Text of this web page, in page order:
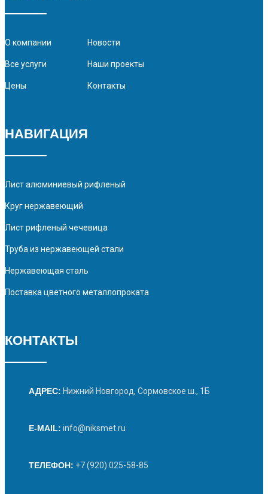
О компании
Все услуги
Цены
Новости
Наши проекты
Контакты
НАВИГАЦИЯ
Лист алюминиевый рифленый
Круг нержавеющий
Лист рифленый чечевица
Труба из нержавеющей стали
Нержавеющая сталь
Поставка цветного металлопроката
КОНТАКТЫ
АДРЕС: Нижний Новгород, Сормовское ш., 1Б
E-MAIL: info@niksmet.ru
ТЕЛЕФОН: +7 (920) 025-58-85